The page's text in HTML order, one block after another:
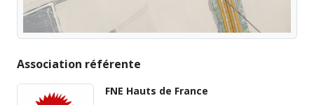
Association référente
FNE Hauts de France